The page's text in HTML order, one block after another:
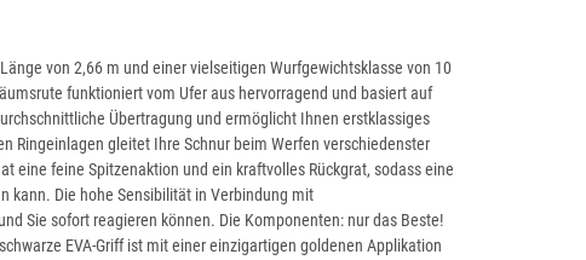
von 2,66 m und einer vielseitigen Wurfgewichtsklasse von 10
funktioniert vom Ufer aus hervorragend und basiert auf
Übertragung und ermöglicht Ihnen erstklassiges
Ringeinlagen gleitet Ihre Schnur beim Werfen verschiedenster
eine feine Spitzenaktion und ein kraftvolles Rückgrat, sodass eine
kann. Die hohe Sensibilität in Verbindung mit
Sie sofort reagieren können. Die Komponenten: nur das Beste!
EVA-Griff ist mit einer einzigartigen goldenen Applikation